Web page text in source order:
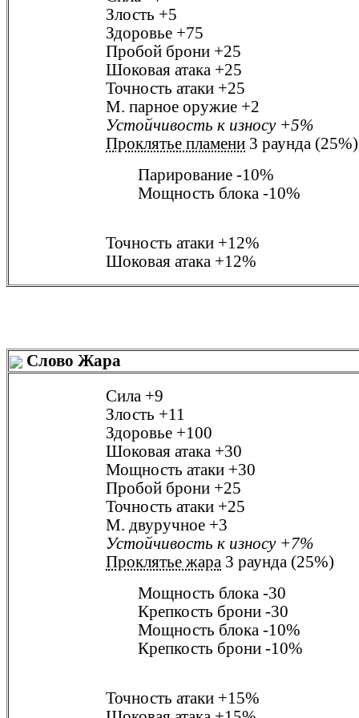
Злость +5
Здоровье +75
Пробой брони +25
Шоковая атака +25
Точность атаки +25
М. парное оружие +2
Устойчивость к износу +5%
Проклятье пламени 3 раунда (25%)
Парирование -10%
Мощность блока -10%
Точность атаки +12%
Шоковая атака +12%
Слово Жара
Сила +9
Злость +11
Здоровье +100
Шоковая атака +30
Мощность атаки +30
Пробой брони +25
Точность атаки +25
М. двуручное +3
Устойчивость к износу +7%
Проклятье жара 3 раунда (25%)
Мощность блока -30
Крепкость брони -30
Мощность блока -10%
Крепкость брони -10%
Точность атаки +15%